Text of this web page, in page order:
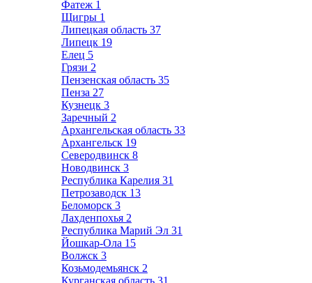
Фатеж 1
Щигры 1
Липецкая область 37
Липецк 19
Елец 5
Грязи 2
Пензенская область 35
Пенза 27
Кузнецк 3
Заречный 2
Архангельская область 33
Архангельск 19
Северодвинск 8
Новодвинск 3
Республика Карелия 31
Петрозаводск 13
Беломорск 3
Лахденпохья 2
Республика Марий Эл 31
Йошкар-Ола 15
Волжск 3
Козьмодемьянск 2
Курганская область 31